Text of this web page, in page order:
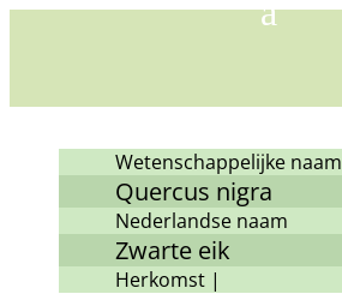
Wetenschappelijke naam
Quercus nigra
Nederlandse naam
Zwarte eik
Herkomst |